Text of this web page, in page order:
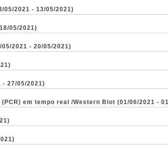
05/2021 - 13/05/2021)
05/2021)
2021 - 20/05/2021)
- 27/05/2021)
em tempo real /Western Blot (01/06/2021 -